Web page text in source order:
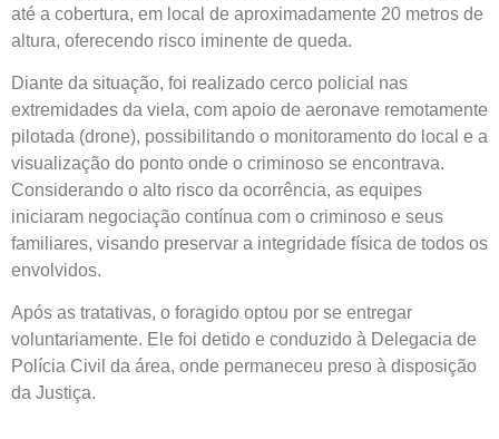
até a cobertura, em local de aproximadamente 20 metros de
altura, oferecendo risco iminente de queda.
Diante da situação, foi realizado cerco policial nas
extremidades da viela, com apoio de aeronave remotamente
pilotada (drone), possibilitando o monitoramento do local e a
visualização do ponto onde o criminoso se encontrava.
Considerando o alto risco da ocorrência, as equipes
iniciaram negociação contínua com o criminoso e seus
familiares, visando preservar a integridade física de todos os
envolvidos.
Após as tratativas, o foragido optou por se entregar
voluntariamente. Ele foi detido e conduzido à Delegacia de
Polícia Civil da área, onde permaneceu preso à disposição
da Justiça.